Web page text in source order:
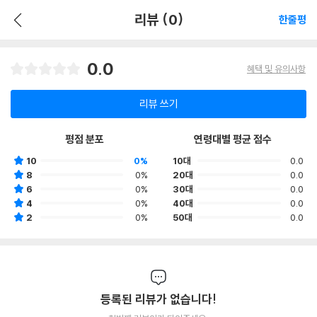
리뷰 (0) 한줄평
0.0 혜택 및 유의사항
리뷰 쓰기
평점 분포
10
0%
8
0%
6
0%
4
0%
2
0%
연령대별 평균 점수
10대
0.0
20대
0.0
30대
0.0
40대
0.0
50대
0.0
등록된 리뷰가 없습니다!